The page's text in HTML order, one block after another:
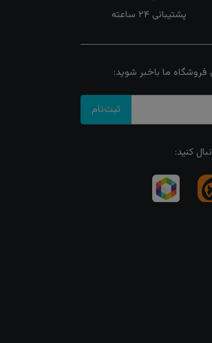
پشتیبانی ۲۴ ساعته
ما باخبر شوید:
ثبت‌نام
کنید: